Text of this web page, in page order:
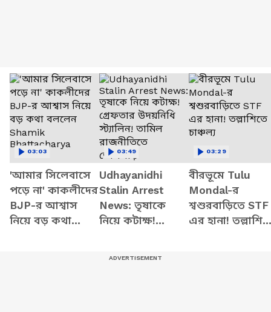
'আমার সিলেবাসে
পড়ে না' কাকলীদের
BJP-র আশ্বাস
নিয়ে বড় কথা
03:03
Udhayanidhi
Stalin Arrest
News: তৃষাকে
নিয়ে কটাক্ষ!
03:49
বীরভূমে Tulu
Mondal-র
শ্বশুরবাড়িতে STF
এর হানা!
03:29